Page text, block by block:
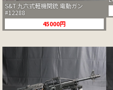
S&T 九六式軽機関銃 電動ガン
#12288
45000円